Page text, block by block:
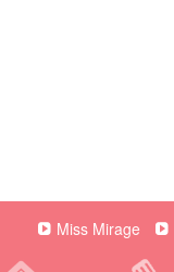
Miss Mirage